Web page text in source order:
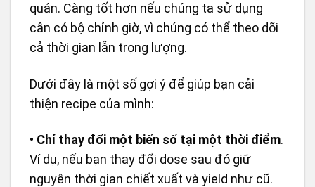
quán. Càng tốt hơn nếu chúng ta sử dụng
cân có bộ chỉnh giờ, vì chúng có thể theo dõi
cả thời gian lẫn trọng lượng.
Dưới đây là một số gợi ý để giúp bạn cải
thiện recipe của mình:
• Chỉ thay đổi một biến số tại một thời điểm.
Ví dụ, nếu bạn thay đổi dose sau đó giữ
nguyên thời gian chiết xuất và yield như cũ.